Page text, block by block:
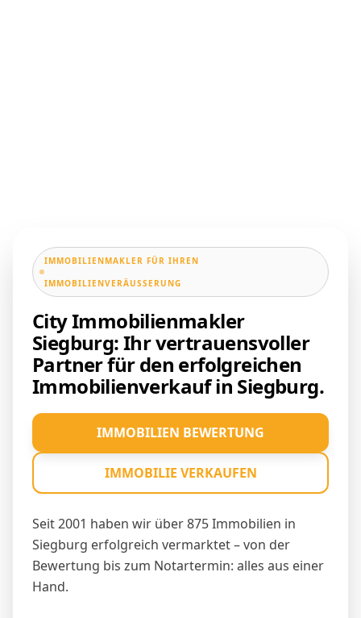
IMMOBILIENMAKLER FÜR IHREN
IMMOBILIENVERÄUSSERUNG
City Immobilienmakler
Siegburg: Ihr vertrauensvoller
Partner für den erfolgreichen
Immobilienverkauf in Siegburg.
Seit 2001 haben wir über 875 Immobilien in
Siegburg erfolgreich vermarktet – von der
Bewertung bis zum Notartermin: alles aus einer
Hand.
IMMOBILIEN BEWERTUNG
IMMOBILIE VERKAUFEN